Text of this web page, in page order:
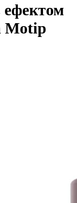
ефектом
Motip